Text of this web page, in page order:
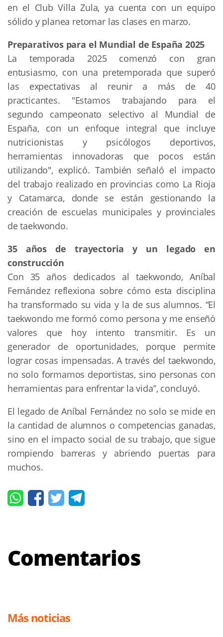
en el Club Villa Zula, ya cuenta con un equipo
sólido y planea retomar las clases en marzo.
Preparativos para el Mundial de España 2025
La temporada 2025 comenzó con gran
entusiasmo, con una pretemporada que superó
las expectativas al reunir a más de 40
practicantes. "Estamos trabajando para el
segundo campeonato selectivo al Mundial de
España, con un enfoque integral que incluye
nutricionistas y psicólogos deportivos,
herramientas innovadoras que pocos están
utilizando", explicó. También señaló el impacto
del trabajo realizado en provincias como La Rioja
y Catamarca, donde se están gestionando la
creación de escuelas municipales y provinciales
de taekwondo.
35 años de trayectoria y un legado en
construcción
Con 35 años dedicados al taekwondo, Aníbal
Fernández reflexiona sobre cómo esta disciplina
ha transformado su vida y la de sus alumnos. “El
taekwondo me formó como persona y me enseñó
valores que hoy intento transmitir. Es un
generador de oportunidades, porque permite
lograr cosas impensadas. A través del taekwondo,
no solo formamos deportistas, sino personas con
herramientas para enfrentar la vida”, concluyó.
El legado de Aníbal Fernández no solo se mide en
la cantidad de alumnos o competencias ganadas,
sino en el impacto social de su trabajo, que sigue
rompiendo barreras y abriendo puertas para
muchos.
Comentarios
Más noticias